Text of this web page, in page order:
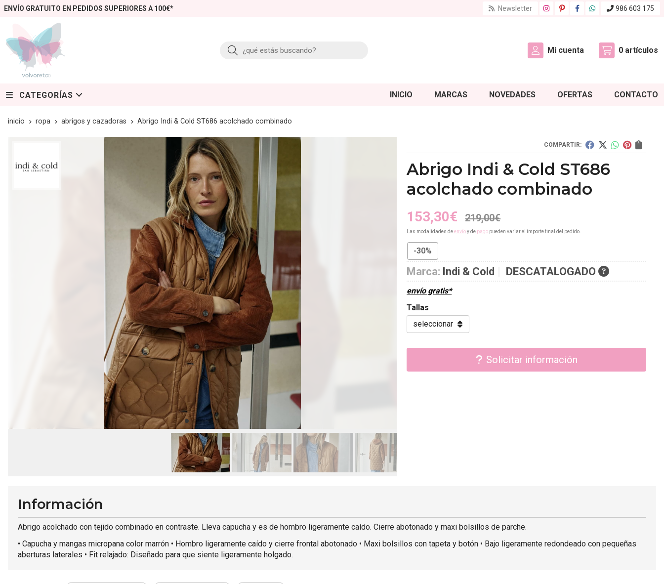
ENVÍO GRATUITO EN PEDIDOS SUPERIORES A 100€* Newsletter 986 603 175
Buscar Mi cuenta 0 artículos
CATEGORÍAS INICIO MARCAS NOVEDADES OFERTAS CONTACTO
inicio ropa abrigos y cazadoras Abrigo Indi & Cold ST686 acolchado combinado
COMPARTIR:
Abrigo Indi & Cold ST686
acolchado combinado
153,30€ 219,00€
Las modalidades deenvíoy de pago pueden variar el importe final del pedido.
-30%
Marca: Indi & Cold DESCATALOGADO
envío gratis*
Tallas
Solicitar información
Información
Abrigo acolchado con tejido combinado en contraste. Lleva capucha y es de hombro ligeramente caído. Cierre abotonado y maxi bolsillos de parche.
• Capucha y mangas micropana color marrón • Hombro ligeramente caído y cierre frontal abotonado • Maxi bolsillos con tapeta y botón • Bajo ligeramente redondeado con pequeñas
aberturas laterales • Fit relajado: Diseñado para que siente ligeramente holgado.